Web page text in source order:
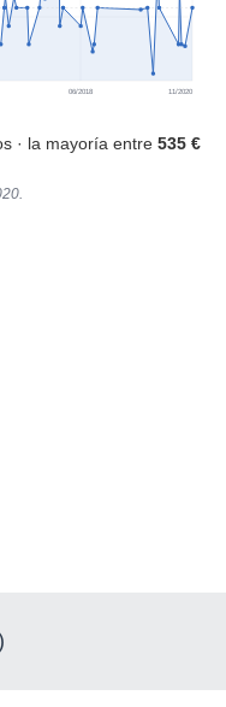
06/2018 11/2020
· la mayoría entre 535 €